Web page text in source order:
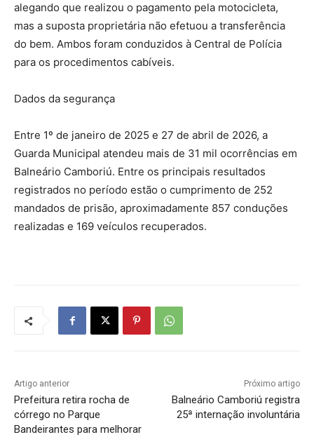
alegando que realizou o pagamento pela motocicleta,
mas a suposta proprietária não efetuou a transferência
do bem. Ambos foram conduzidos à Central de Polícia
para os procedimentos cabíveis.
Dados da segurança
Entre 1º de janeiro de 2025 e 27 de abril de 2026, a
Guarda Municipal atendeu mais de 31 mil ocorrências em
Balneário Camboriú. Entre os principais resultados
registrados no período estão o cumprimento de 252
mandados de prisão, aproximadamente 857 conduções
realizadas e 169 veículos recuperados.
Artigo anterior
Prefeitura retira rocha de
córrego no Parque
Bandeirantes para melhorar
Próximo artigo
Balneário Camboriú registra
25ª internação involuntária